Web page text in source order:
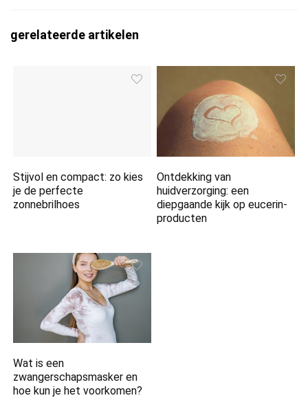
gerelateerde artikelen
Stijvol en compact: zo kies
je de perfecte
zonnebrilhoes
Ontdekking van
huidverzorging: een
diepgaande kijk op eucerin-
producten
Wat is een
zwangerschapsmasker en
hoe kun je het voorkomen?